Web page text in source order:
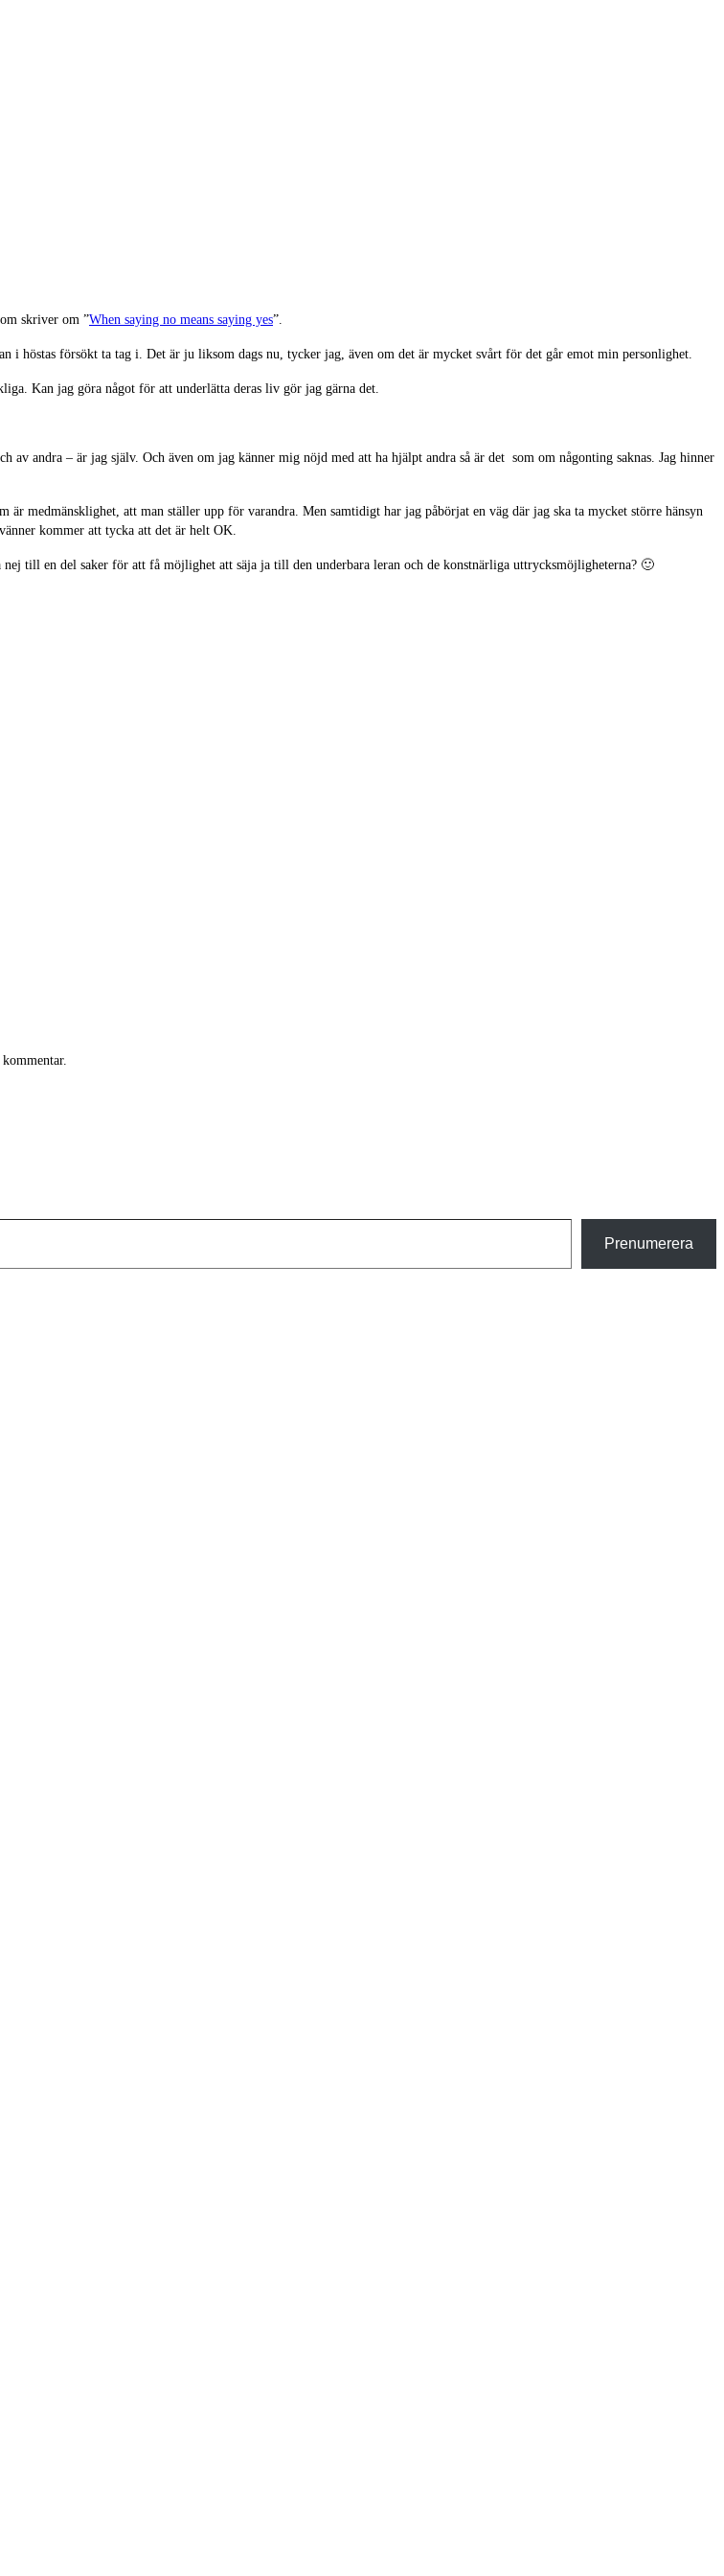
skriver om ”When saying no means saying yes”.
i höstas försökt ta tag i. Det är ju liksom dags nu, tycker jag, även om det är mycket svårt för det går emot min personlighet.
Kan jag göra något för att underlätta deras liv gör jag gärna det.
andra – är jag själv. Och även om jag känner mig nöjd med att ha hjälpt andra så är det som om någonting saknas. Jag hinner
medmänsklighet, att man ställer upp för varandra. Men samtidigt har jag påbörjat en väg där jag ska ta mycket större hänsyn
kommer att tycka att det är helt OK.
till en del saker för att få möjlighet att säja ja till den underbara leran och de konstnärliga uttrycksmöjligheterna? 🙂
Prenumerera